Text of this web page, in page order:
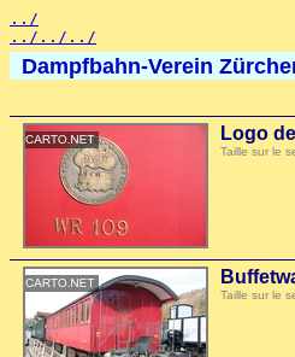
../
../../../
Dampfbahn-Verein
Logo
Taille sur le
Taille sur le